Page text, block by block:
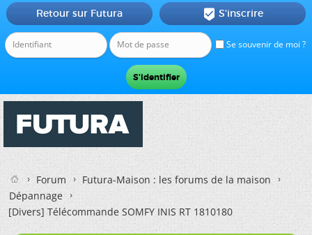
Se souvenir de moi ?
Retour sur Futura  S'inscrire
Forum
Futura-Maison : les forums de la maison
Dépannage
[Divers]Télécommande SOMFY INIS RT 1810180